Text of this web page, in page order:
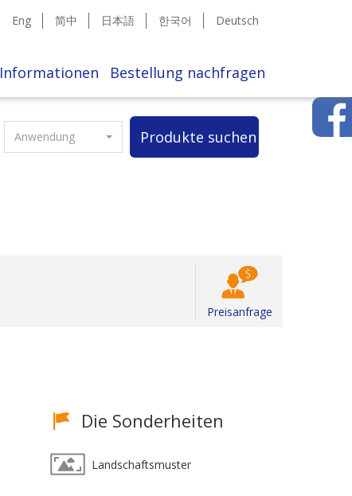
Eng 简中 日本語 한국어 Deutsch
Informationen Bestellung nachfragen
Anwendung Produkte suchen
Preisanfrage
Die Sonderheiten
Landschaftsmuster